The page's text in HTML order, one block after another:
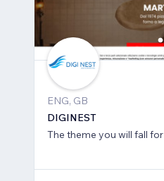
ENG, GB
DIGINEST
The theme you will fall for